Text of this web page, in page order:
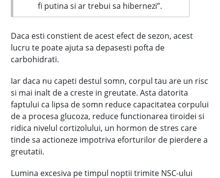
fi putina si ar trebui sa hibernezi”.
Daca esti constient de acest efect de sezon, acest
lucru te poate ajuta sa depasesti pofta de
carbohidrati.
Iar daca nu capeti destul somn, corpul tau are un risc
si mai inalt de a creste in greutate. Asta datorita
faptului ca lipsa de somn reduce capacitatea corpului
de a procesa glucoza, reduce functionarea tiroidei si
ridica nivelul cortizolului, un hormon de stres care
tinde sa actioneze impotriva eforturilor de pierdere a
greutatii.
Lumina excesiva pe timpul noptii trimite NSC-ului